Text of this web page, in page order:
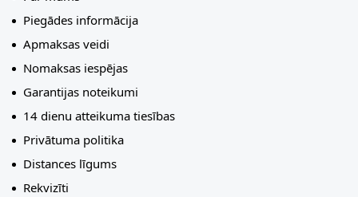
Piegādes informācija
Apmaksas veidi
Nomaksas iespējas
Garantijas noteikumi
14 dienu atteikuma tiesības
Privātuma politika
Distances līgums
Rekvizīti